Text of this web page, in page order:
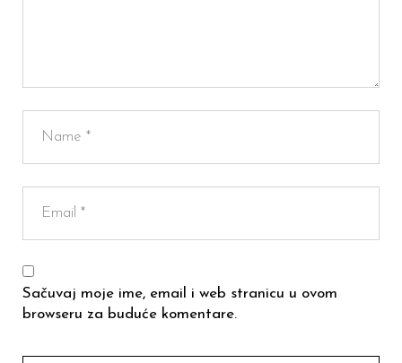
Sačuvaj moje ime, email i web stranicu u ovom
browseru za buduće komentare.